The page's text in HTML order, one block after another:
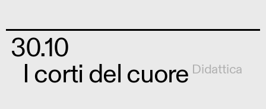
30.10
I corti del cuore Didattica